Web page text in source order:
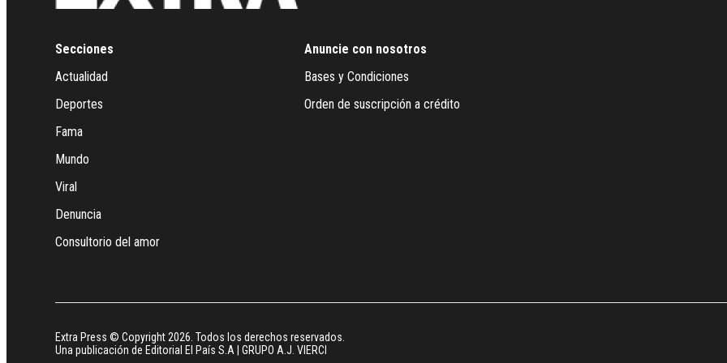
Secciones
Actualidad
Deportes
Fama
Mundo
Viral
Denuncia
Consultorio del amor
Anuncie con nosotros
Bases y Condiciones
Orden de suscripción a crédito
Extra Press © Copyright 2026. Todos los derechos reservados.
Una publicación de Editorial El País S.A | GRUPO A.J. VIERCI